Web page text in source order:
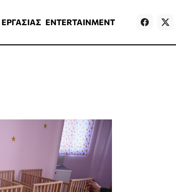
ENTERTAINMENT Games